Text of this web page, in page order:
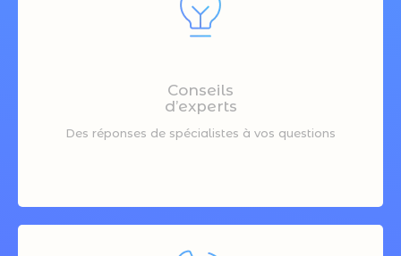
Conseils
d’experts
Des réponses de spécialistes à vos questions